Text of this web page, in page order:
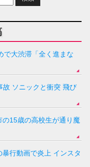
で大渋滞「全く進まな
故 ソニックと衝突 飛び
15歳の高校生が通り魔
行動画で炎上 インスタ